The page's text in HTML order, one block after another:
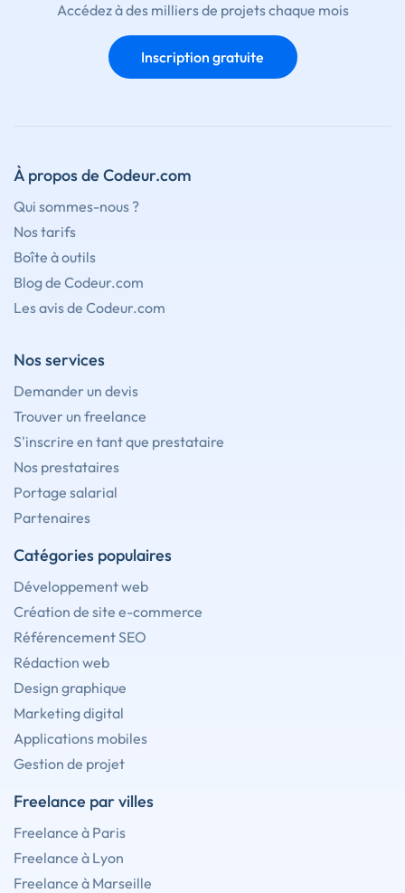
Accédez à des milliers de projets chaque mois
Inscription gratuite
À propos de Codeur.com
Qui sommes-nous ?
Nos tarifs
Boîte à outils
Blog de Codeur.com
Les avis de Codeur.com
Nos services
Demander un devis
Trouver un freelance
S'inscrire en tant que prestataire
Nos prestataires
Portage salarial
Partenaires
Catégories populaires
Développement web
Création de site e-commerce
Référencement SEO
Rédaction web
Design graphique
Marketing digital
Applications mobiles
Gestion de projet
Freelance par villes
Freelance à Paris
Freelance à Lyon
Freelance à Marseille